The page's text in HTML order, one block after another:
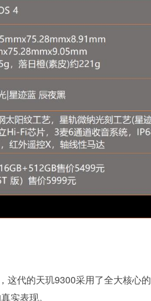
这代的天玑9300采用了全大核心
实表现。